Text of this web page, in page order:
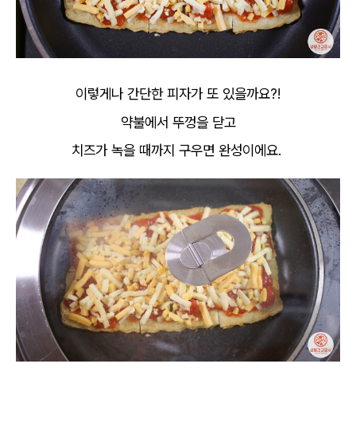
이렇게나 간단한 피자가 또 있을까요?!
약불에서 뚜껑을 닫고
치즈가 녹을 때까지 구우면 완성이에요.